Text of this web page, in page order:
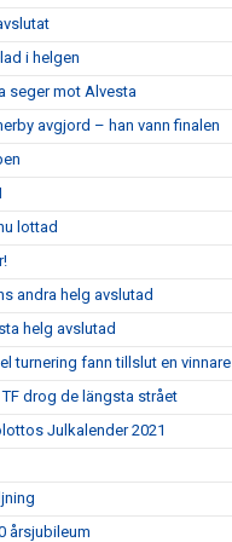
i helgen
seger mot Alvesta
avgjord – han vann finalen
lottad
andra helg avslutad
helg avslutad
turnering fann tillslut en vinnare
drog de längsta strået
Julkalender 2021
årsjubileum